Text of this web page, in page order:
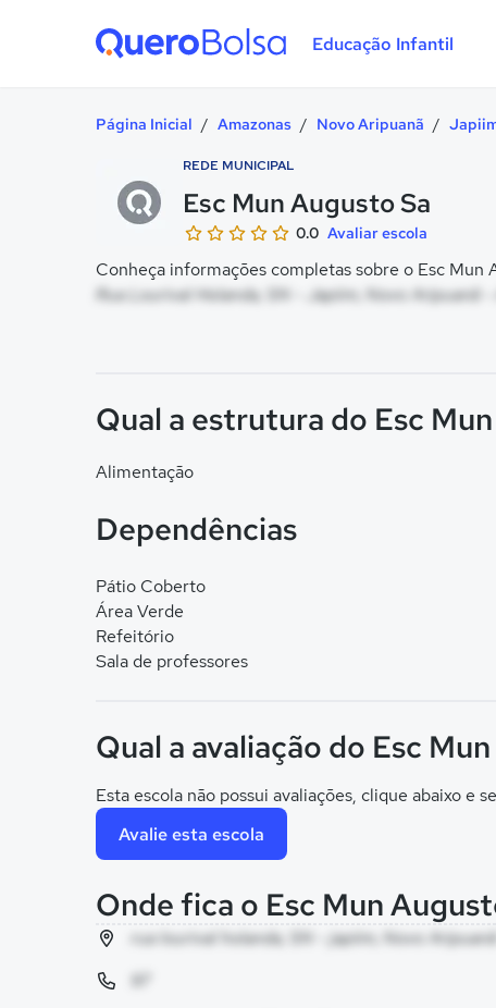
Educação Infantil
Página Inicial / Amazonas / Novo Aripuanã /
REDE MUNICIPAL
Esc Mun Augusto Sa
0.0 Avaliar escola
Conheça informações completas sobre o Esc Mun
Rua Lourival Holanda, SN - Japiim, Novo Aripuanã -
Qual a estrutura do Esc
Alimentação
Dependências
Pátio Coberto
Área Verde
Refeitório
Sala de professores
Qual a avaliação do Esc
Esta escola não possui avaliações, clique abaixo e
Avalie esta escola
Onde fica o Esc Mun
rua lourival holanda, SN - japiim, Novo